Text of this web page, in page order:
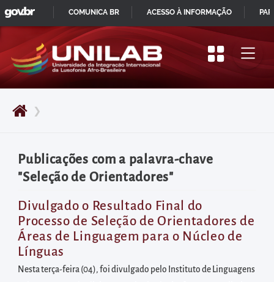
Pular
para
início
do
principal
Acessar
diretamente
o
menu
principal
Acessar
diretamente
❯
Publicações com a palavra-chave
"Seleção de Orientadores"
Divulgado o Resultado Final do
Processo de Seleção de Orientadores de
Áreas de Linguagem para o Núcleo de
Línguas
Nesta terça-feira (04), foi divulgado pelo Instituto de Linguagens
IR
PARA
CONTEÚDO
GOVBR
COMUNICA BR ACESSO À INFORMAÇÃO